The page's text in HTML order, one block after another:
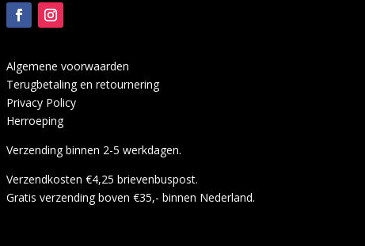
Algemene voorwaarden
Terugbetaling en retournering
Privacy Policy
Herroeping
Verzending binnen 2-5 werkdagen.
Verzendkosten €4,25 brievenbuspost.
Gratis verzending boven €35,- binnen Nederland.